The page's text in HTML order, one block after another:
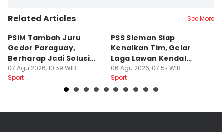
Related Articles See More
PSIM Tambah Juru
Gedor Paraguay,
Berharap Jadi Solusi
Minimnya Pencetak Gol
07 Agu 2026, 10:59 WIB
Sport
PSS Sleman Siap
Kenalkan Tim, Gelar
Laga Lawan Kendal
Tornado FC
06 Agu 2026, 07:57 WIB
Sport